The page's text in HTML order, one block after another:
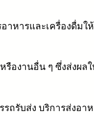
หารและเครื่องดื่ม
รืองานอื่น ๆ ซึ่งส่งผ
ถรับส่ง บริการส่งอา